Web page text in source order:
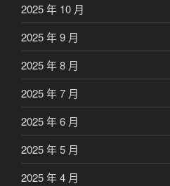
2025 年 10 月
2025 年 9 月
2025 年 8 月
2025 年 7 月
2025 年 6 月
2025 年 5 月
2025 年 4 月